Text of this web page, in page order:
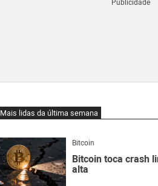
Mais lidas da última semana
Bitcoin
Bitcoin toca crash
alta